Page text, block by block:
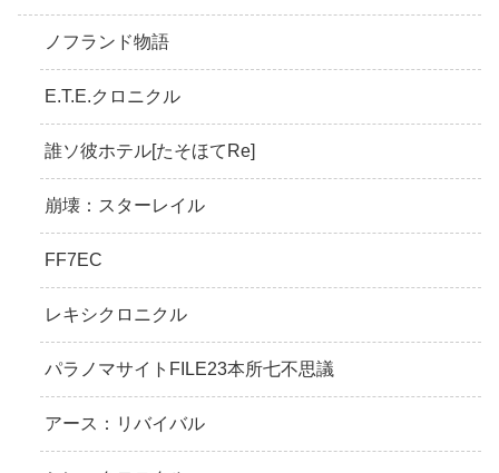
ノフランド物語
E.T.E.クロニクル
誰ソ彼ホテル[たそほてRe]
崩壊：スターレイル
FF7EC
レキシクロニクル
パラノマサイトFILE23本所七不思議
アース：リバイバル